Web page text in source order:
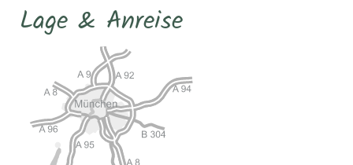
Lage & Anreise